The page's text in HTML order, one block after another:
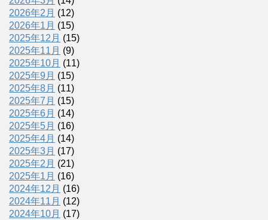
2026年2月 (12)
2026年1月 (15)
2025年12月 (15)
2025年11月 (9)
2025年10月 (11)
2025年9月 (15)
2025年8月 (11)
2025年7月 (15)
2025年6月 (14)
2025年5月 (16)
2025年4月 (14)
2025年3月 (17)
2025年2月 (21)
2025年1月 (16)
2024年12月 (16)
2024年11月 (12)
2024年10月 (17)